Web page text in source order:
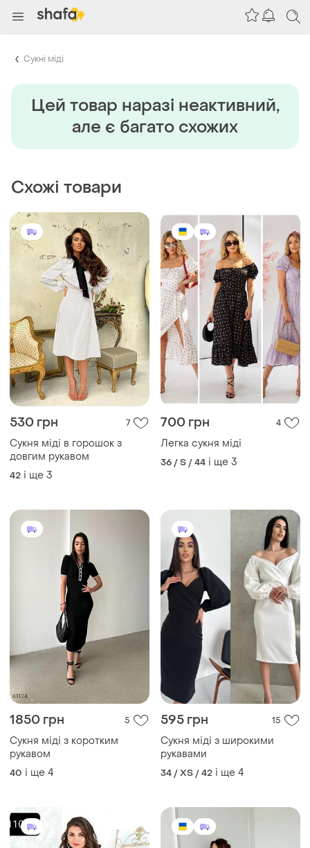
Сукні міді
Цей товар наразi неактивний,
але є багато схожих
Схожі товари
530 грн 7
Сукня міді в горошок з
довгим рукавом
42 і ще 3
700 грн 4
Легка сукня міді
36 / S / 44 і ще 3
1850 грн 5
Сукня міді з коротким
рукавом
40 і ще 4
595 грн 15
Сукня міді з широкими
рукавами
34 / XS / 42 і ще 4